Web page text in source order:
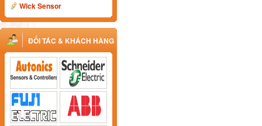
Wick Sensor
ĐỐI TÁC & KHÁCH HÀNG